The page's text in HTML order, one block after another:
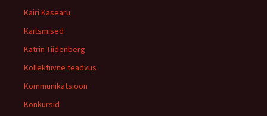
Kairi Kasearu
Kaitsmised
Katrin Tiidenberg
Kollektiivne teadvus
Kommunikatsioon
Konkursid